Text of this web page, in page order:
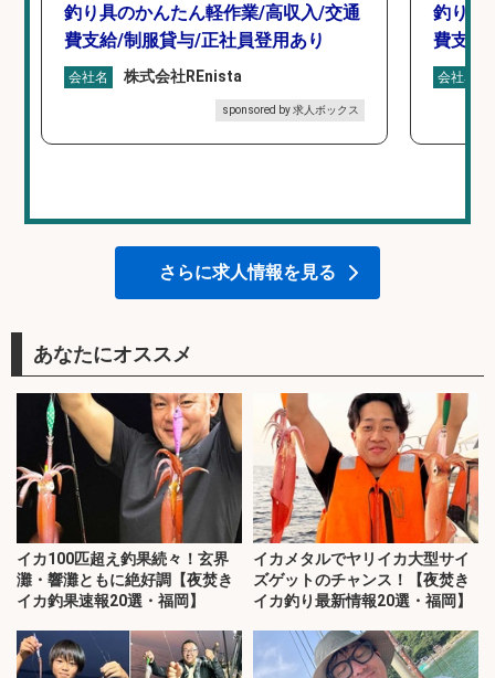
釣り具のかんたん軽作業/高収入/交通
費支給/制服貸与/正社員登用あり
会社名 株式会社REnista
sponsored by 求人ボックス
釣り具
費支給
会社名
さらに求人情報を見る
あなたにオススメ
イカ100匹超え釣果続々！玄界
灘・響灘ともに絶好調【夜焚き
イカ釣果速報20選・福岡】
イカメタルでヤリイカ大型サイ
ズゲットのチャンス！【夜焚き
イカ釣り最新情報20選・福岡】